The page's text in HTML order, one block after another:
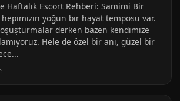
Haftalık Escort Rehberi: Samimi Bir
hepimizin yoğun bir hayat temposu var.
derken bazen kendimize
Hele de özel bir anı, güzel bir